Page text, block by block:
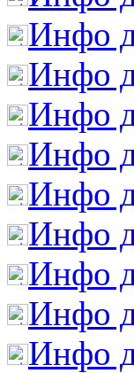
Инфо
Инфо
Инфо
Инфо
Инфо
Инфо
Инфо
Инфо
Инфо